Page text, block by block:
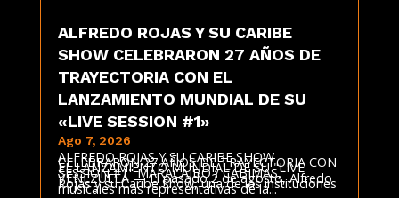
ALFREDO ROJAS Y SU CARIBE
SHOW CELEBRARON 27 AÑOS DE
TRAYECTORIA CON EL
LANZAMIENTO MUNDIAL DE SU
«LIVE SESSION #1»
Ago 7, 2026
ALFREDO ROJAS Y SU CARIBE SHOW
CELEBRARON 27 AÑOS DE TRAYECTORIA CON
EL LANZAMIENTO MUNDIAL DE SU "LIVE
SESSION #1" MARACAIBO / CABIMAS,
VENEZUELA — El pasado 2 de agosto, Alfredo
Rojas y su Caribe Show, una de las instituciones
musicales más representativas de la...